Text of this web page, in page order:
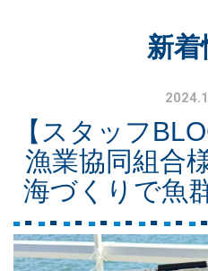
新着
【スタッフ
漁業協同組合
海づくりで魚